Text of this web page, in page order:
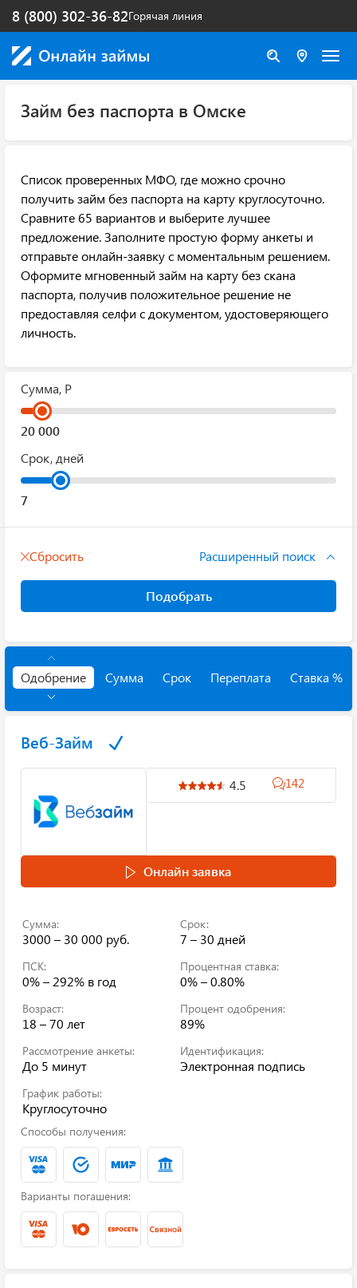
Горячая линия
8 (800) 302-36-82
Займ без паспорта в Омске
Список проверенных МФО, где можно срочно
получить займ без паспорта на карту круглосуточно.
Сравните 65 вариантов и выберите лучшее
предложение. Заполните простую форму анкеты и
отправьте онлайн-заявку с моментальным решением.
Оформите мгновенный займ на карту без скана
паспорта, получив положительное решение не
предоставляя селфи с документом, удостоверяющего
личность.
Сумма, Р
Срок, дней
Сбросить Расширенный поиск
Подобрать
Одобрение Сумма Срок Переплата Ставка %
Веб-Займ
4.5 142
Онлайн заявка
Сумма:
3000 – 30 000 руб.
Срок:
7 – 30 дней
ПСК:
0% – 292% в год
Процентная ставка:
0% – 0.80%
Возраст:
18 – 70 лет
Процент одобрения:
89%
Рассмотрение анкеты:
До 5 минут
Идентификация:
Электронная подпись
График работы:
Круглосуточно
Способы получения:
Варианты погашения: